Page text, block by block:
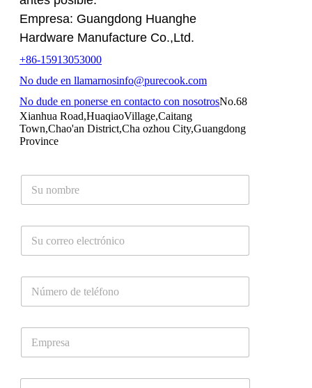
Empresa: Guangdong Huanghe
Hardware Manufacture Co.,Ltd.
+86-15913053000
No dude en llamarnosinfo@purecook.com
No dude en ponerse en contacto con nosotrosNo.68
Xianhua Road,HuaqiaoVillage,Caitang
Town,Chao'an District,Cha ozhou City,Guangdong
Province